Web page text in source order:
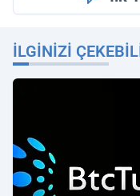
İLGINIZI